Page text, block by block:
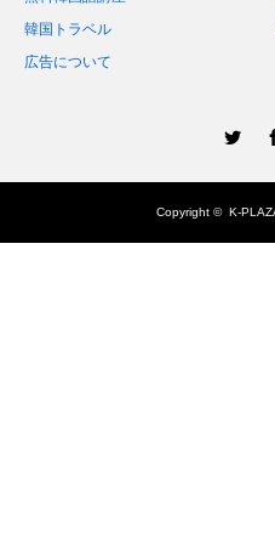
韓国トラベル
広告について
Copyright ©K-